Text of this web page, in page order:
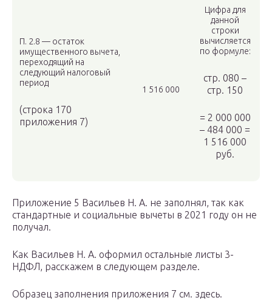
П. 2.8 — остаток
имущественного вычета,
переходящий на
следующий налоговый
период
(строка 170
приложения 7)
1 516 000
Цифра для
данной
строки
вычисляется
по формуле:
стр. 080 –
стр. 150
= 2 000 000
– 484 000 =
1 516 000
руб.
Приложение 5 Васильев Н. А. не заполнял, так как
стандартные и социальные вычеты в 2021 году он не
получал.
Как Васильев Н. А. оформил остальные листы 3-
НДФЛ, расскажем в следующем разделе.
Образец заполнения приложения 7 см. здесь.